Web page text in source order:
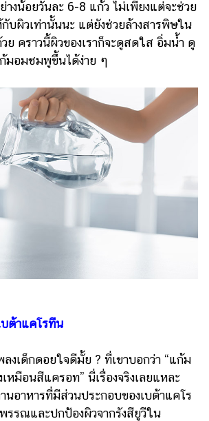
อยวันละ 6-8 แก้ว ไม่เพียงแต่จะช่วย
บผิวเท่านั้นนะ แต่ยังช่วยล้างสารพิษใน
ย คราวนี้ผิวของเราก็จะดูสดใส อิ่มน้ำ ดู
มอมชมพูขึ้นได้ง่าย ๆ
ต้าแคโรทีน
ด็กดอยใจดีมั้ย ? ที่เขาบอกว่า “แก้ม
เหมือนสีแครอท” นี่เรื่องจริงเลยแหละ
นอาหารที่มีส่วนประกอบของเบต้าแคโร
รรณและปกป้องผิวจากรังสียูวีใน